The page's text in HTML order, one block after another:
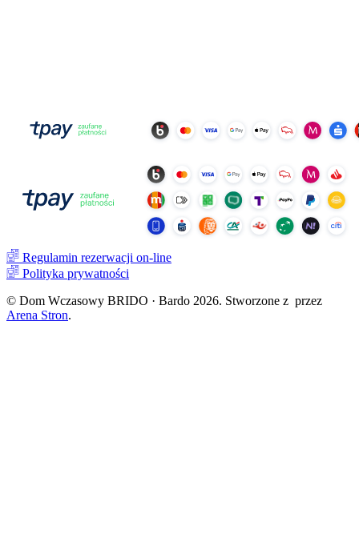
Regulamin rezerwacji on-line
Polityka prywatności
© Dom Wczasowy BRIDO · Bardo 2026. Stworzone z przez
Arena Stron.